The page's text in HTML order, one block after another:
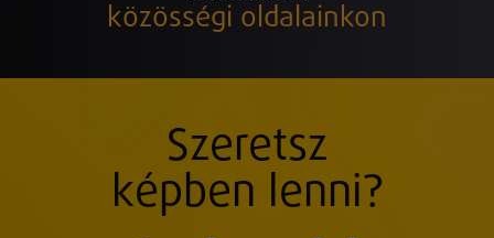
közösségi oldalainkon
Szeretsz
képben lenni?